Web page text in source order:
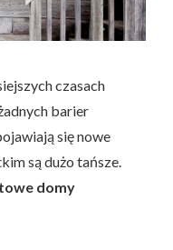
czasach
barier
się nowe
są dużo tańsze.
domy